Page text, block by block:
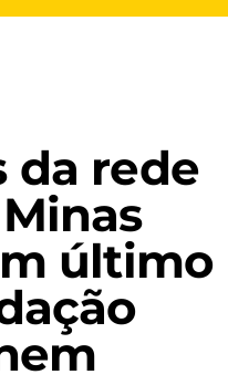
da rede
último